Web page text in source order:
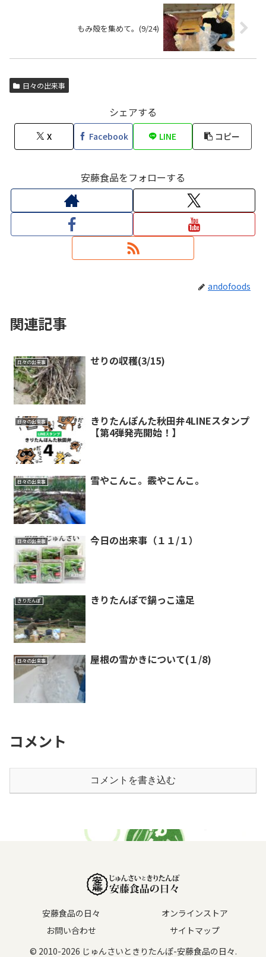
もみ殻を集めて。(9/24)
日々の出来事
シェアする
X Facebook LINE コピー
安藤食品をフォローする
andofoods
関連記事
日々の出来事 せりの収穫(3/15)
日々の出来事
きりたんぽんた秋田弁4LINEスタンプ
【第4弾発売開始！】
日々の出来事 雪やこんこ。霰やこんこ。
日々の出来事 今日の出来事（１１/１）
きりたんぽ きりたんぽで鍋っこ遠足
日々の出来事 屋根の雪かきについて(１/8)
コメント
コメントを書き込む
安藤食品の日々
オンラインストア
お問い合わせ
サイトマップ
© 2010-2026 じゅんさいときりたんぽ-安藤食品の日々.